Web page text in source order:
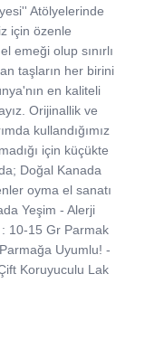
Atölyelerinde
için özenle
emeği olup sınırlı
taşların her birini
en kaliteli
Orijinallik ve
kullandığımız
için küçükte
Doğal Kanada
oyma el sanatı
Yeşim - Alerji
: 10-15 Gr Parmak
Uyumlu! -
Koruyuculu Lak